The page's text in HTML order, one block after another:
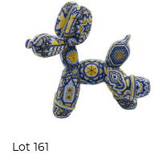
Lot 161